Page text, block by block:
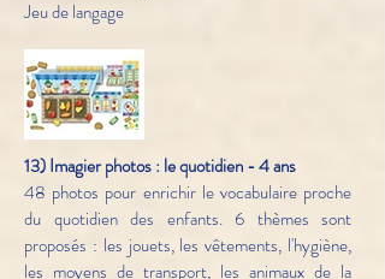
Jeu de langage
13) Imagier photos : le quotidien - 4 ans
48 photos pour enrichir le vocabulaire proche
du quotidien des enfants. 6 thèmes sont
proposés : les jouets, les vêtements, l'hygiène,
les moyens de transport, les animaux de la